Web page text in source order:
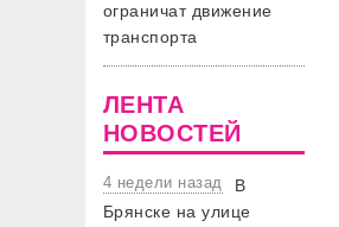
ограничат движение
транспорта
ЛЕНТА
НОВОСТЕЙ
4 недели назад
В
Брянске на улице